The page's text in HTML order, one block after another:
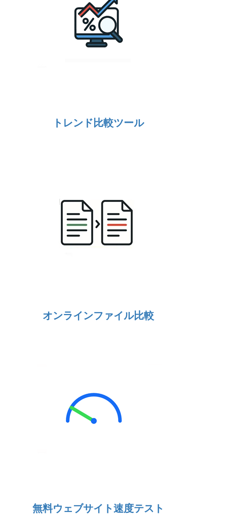
トレンド比較ツール
オンラインファイル比較
無料ウェブサイト速度テスト